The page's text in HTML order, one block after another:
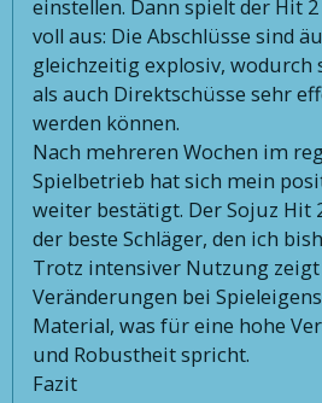
einstellen. Dann spielt der Hit
voll aus: Die Abschlüsse sind
gleichzeitig explosiv, wodurch
als auch Direktschüsse sehr
werden können.
Nach mehreren Wochen im
Spielbetrieb hat sich mein
weiter bestätigt. Der Sojuz Hit
der beste Schläger, den ich
Trotz intensiver Nutzung
Veränderungen bei
Material, was für eine hohe
und Robustheit spricht.
Fazit